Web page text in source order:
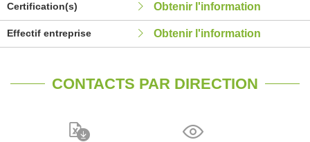
Certification(s) Obtenir l'information
Effectif entreprise Obtenir l'information
CONTACTS PAR DIRECTION